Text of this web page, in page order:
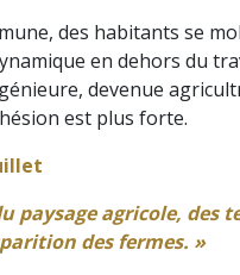
des habitants se
en dehors du
devenue
est plus forte.
paysage agricole, des
des fermes. »